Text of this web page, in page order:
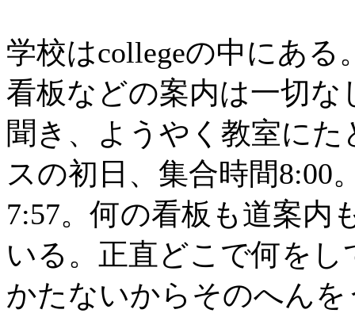
学校はcollegeの中にあ
看板などの案内は一切
聞き、ようやく教室に
スの初日、集合時間8:00
7:57。何の看板も道案内
いる。正直どこで何を
かたないからそのへん